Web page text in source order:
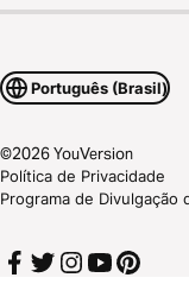
Português (Brasil)
©2026YouVersion
Política de Privacidade
Programa de Divulgação